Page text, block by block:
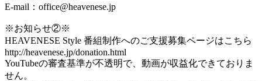
E-mail：office@heavenese.jp
※お知らせ②※
HEAVENESE Style 番組制作へのご支援募集ページはこちら
http://heavenese.jp/donation.html
YouTubeの審査基準が不透明で、動画が収益化できておりま
せん。